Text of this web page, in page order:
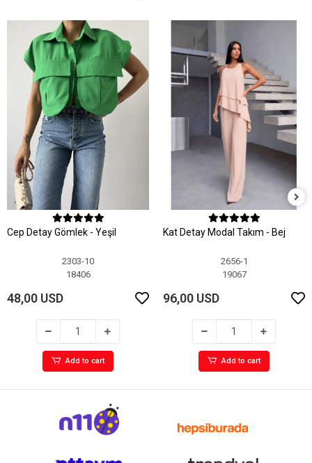
Cep Detay Gömlek - Yeşil
2303-10
18406
48,00 USD
Add to cart
Kat Detay Modal Takım - Bej
2656-1
19067
96,00 USD
Add to cart